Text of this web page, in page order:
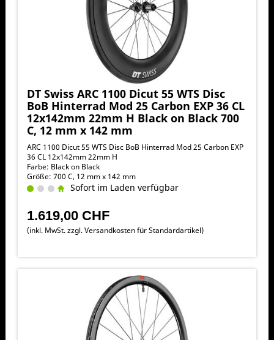
DT Swiss ARC 1100 Dicut 55 WTS Disc
BoB Hinterrad Mod 25 Carbon EXP 36 CL
12x142mm 22mm H Black on Black 700
C, 12 mm x 142 mm
ARC 1100 Dicut 55 WTS Disc BoB Hinterrad Mod 25 Carbon EXP
36 CL 12x142mm 22mm H
Farbe: Black on Black
Größe: 700 C, 12 mm x 142 mm
Sofort im Laden verfügbar
1.619,00 CHF
(inkl. MwSt. zzgl.Versandkosten für Standardartikel)